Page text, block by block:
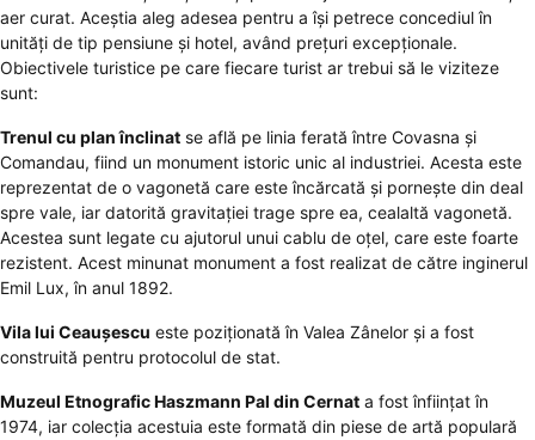
aer curat. Aceștia aleg adesea pentru a își petrece concediul în
unități de tip pensiune și hotel, având prețuri excepționale.
Obiectivele turistice pe care fiecare turist ar trebui să le viziteze
sunt:
Trenul cu plan înclinat se află pe linia ferată între Covasna și
Comandau, fiind un monument istoric unic al industriei. Acesta este
reprezentat de o vagonetă care este încărcată și pornește din deal
spre vale, iar datorită gravitației trage spre ea, cealaltă vagonetă.
Acestea sunt legate cu ajutorul unui cablu de oțel, care este foarte
rezistent. Acest minunat monument a fost realizat de către inginerul
Emil Lux, în anul 1892.
Vila lui Ceaușescu este poziționată în Valea Zânelor și a fost
construită pentru protocolul de stat.
Muzeul Etnografic Haszmann Pal din Cernat a fost înființat în
1974, iar colecția acestuia este formată din piese de artă populară